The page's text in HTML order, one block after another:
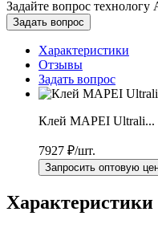
Задайте вопрос технологу
Задать вопрос
Характеристики
Отзывы
Задать вопрос
Клей MAPEI Ultrali...
7927 ₽/шт.
Запросить оптовую
Характеристики